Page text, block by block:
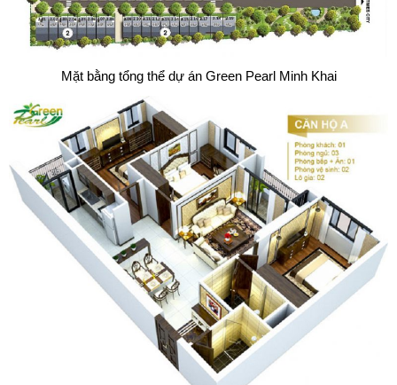
Mặt bằng tổng thể dự án Green Pearl Minh Khai